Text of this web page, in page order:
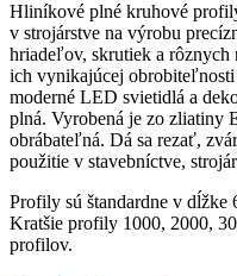
Hliníkové plné kruhové
v strojárstve na výrobu
hriadeľov, skrutiek a rôznych
ich vynikajúcej
moderné LED svietidlá a
plná. Vyrobená je zo
obrábateľná. Dá sa rezať,
použitie v stavebníctve,
Profily sú štandardne v dĺžke
Kratšie profily 1000, 2000,
profilov.